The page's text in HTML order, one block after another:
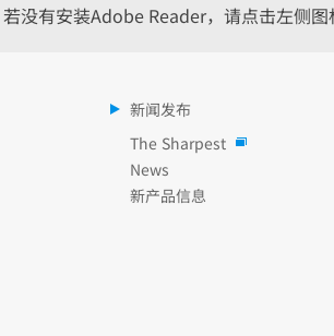
若没有安装Adobe Reader，请点击左侧图
新闻发布
The Sharpest
News
新产品信息